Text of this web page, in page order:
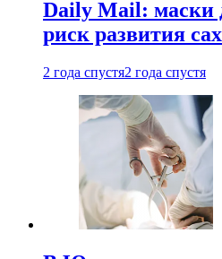
Daily Mail: маски
риск развития
2 года спустя2 года спустя